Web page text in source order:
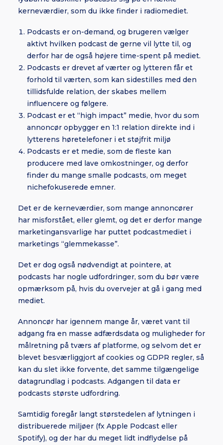
kerneværdier, som du ikke finder i radiomediet.
Podcasts er on-demand, og brugeren vælger
aktivt hvilken podcast de gerne vil lytte til, og
derfor har de også højere time-spent på mediet.
Podcasts er drevet af værter og lytteren får et
forhold til værten, som kan sidestilles med den
tillidsfulde relation, der skabes mellem
influencere og følgere.
Podcast er et “high impact” medie, hvor du som
annoncør opbygger en 1:1 relation direkte ind i
lytterens høretelefoner i et støjfrit miljø
Podcasts er et medie, som de fleste kan
producere med lave omkostninger, og derfor
finder du mange smalle podcasts, om meget
nichefokuserede emner.
Det er de kerneværdier, som mange annoncører
har misforstået, eller glemt, og det er derfor mange
marketingansvarlige har puttet podcastmediet i
marketings “glemmekasse”.
Det er dog også nødvendigt at pointere, at
podcasts har nogle udfordringer, som du bør være
opmærksom på, hvis du overvejer at gå i gang med
mediet.
Annoncør har igennem mange år, været vant til
adgang fra en masse adfærdsdata og muligheder for
målretning på tværs af platforme, og selvom det er
blevet besværliggjort af cookies og GDPR regler, så
kan du slet ikke forvente, det samme tilgængelige
datagrundlag i podcasts. Adgangen til data er
podcasts største udfordring.
Samtidig foregår langt størstedelen af lytningen i
distribuerede miljøer (fx Apple Podcast eller
Spotify), og der har du meget lidt indflydelse på